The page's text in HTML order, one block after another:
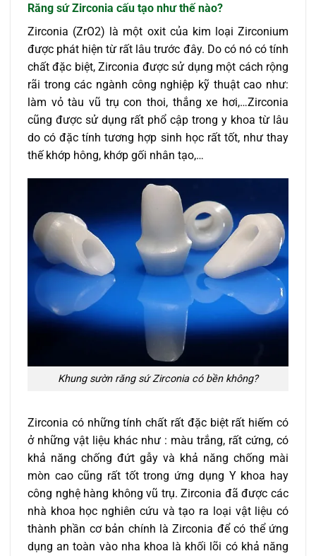
Răng sứZirconia cấu tạo như thế nào?
Zirconia (ZrO2) là một oxit của kim loại Zirconium
được phát hiện từ rất lâu trước đây. Do có nó có tính
chất đặc biệt, Zirconia được sử dụng một cách rộng
rãi trong các ngành công nghiệp kỹ thuật cao như:
làm vỏ tàu vũ trụ con thoi, thắng xe hơi,…Zirconia
cũng được sử dụng rất phổ cập trong y khoa từ lâu
do có đặc tính tương hợp sinh học rất tốt, như thay
thế khớp hông, khớp gối nhân tạo,…
Khung sườn răng sứ Zirconia có bền không?
Zirconia có những tính chất rất đặc biệt rất hiếm có
ở những vật liệu khác như : màu trắng, rất cứng, có
khả năng chống đứt gẫy và khả năng chống mài
mòn cao cũng rất tốt trong ứng dụng Y khoa hay
công nghệ hàng không vũ trụ. Zirconia đã được các
nhà khoa học nghiên cứu và tạo ra loại vật liệu có
thành phần cơ bản chính là Zirconia để có thể ứng
dụng an toàn vào nha khoa là khối lõi có khả năng